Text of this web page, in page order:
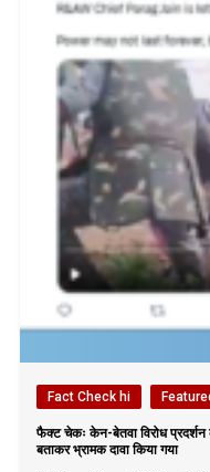
Fact Check hi
फैक्ट चेकः केन-बेतवा विरोध प्रदर्शन
बताकर भ्रामक दावा किया गया